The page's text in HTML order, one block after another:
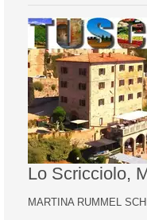
Lo Scricciolo,
MARTINA RUMMEL